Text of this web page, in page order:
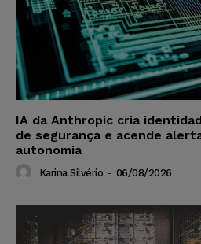
IA da Anthropic cria
de segurança e acende
autonomia
Karina Silvério - 06/08/2026